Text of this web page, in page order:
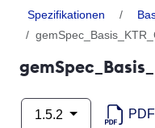
Spezifikationen
1.5.2 PDF